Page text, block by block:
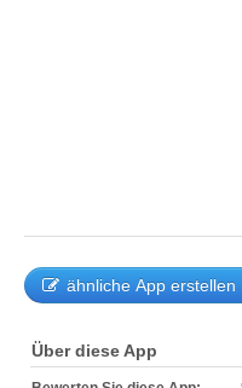
ähnliche App erstellen
Über diese App